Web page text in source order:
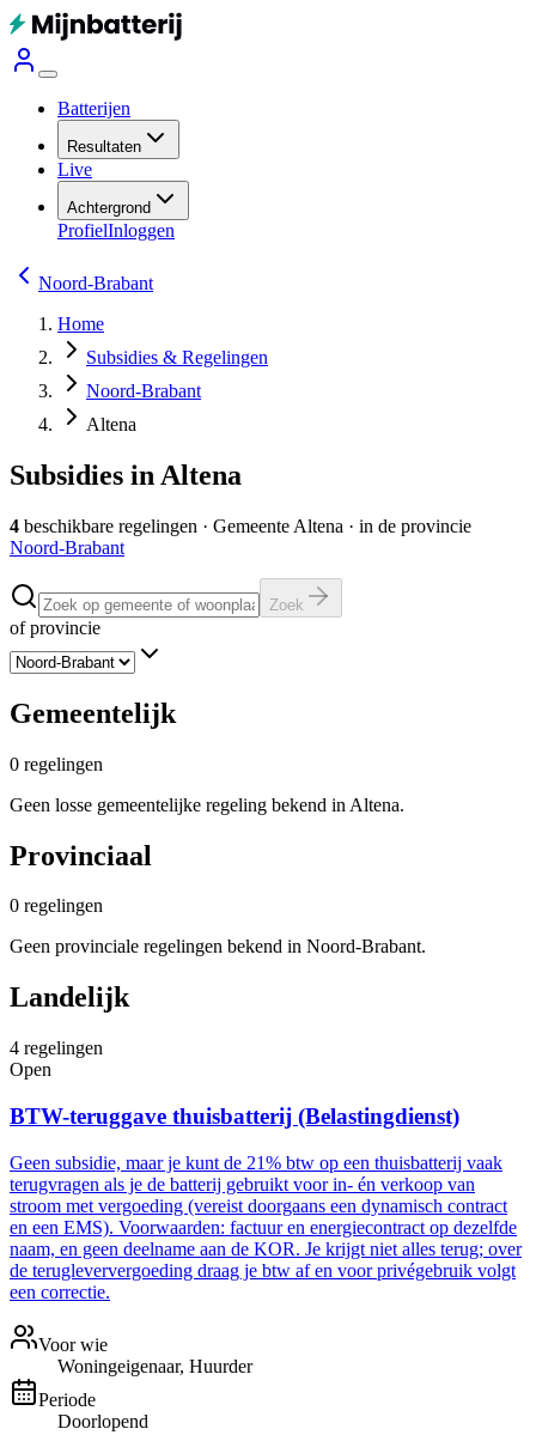
Batterijen
Resultaten
Live
Achtergrond
ProfielInloggen
Noord-Brabant
Home
Subsidies & Regelingen
Noord-Brabant
Altena
Subsidies in Altena
4 beschikbare regelingen · Gemeente Altena · in de provincie
Noord-Brabant
Zoek
of provincie
Gemeentelijk
0 regelingen
Geen losse gemeentelijke regeling bekend in Altena.
Provinciaal
0 regelingen
Geen provinciale regelingen bekend in Noord-Brabant.
Landelijk
4 regelingen
Open
BTW-teruggave thuisbatterij (Belastingdienst)
Geen subsidie, maar je kunt de 21% btw op een thuisbatterij vaak
terugvragen als je de batterij gebruikt voor in- én verkoop van
stroom met vergoeding (vereist doorgaans een dynamisch contract
en een EMS). Voorwaarden: factuur en energiecontract op dezelfde
naam, en geen deelname aan de KOR. Je krijgt niet alles terug; over
de terugleververgoeding draag je btw af en voor privégebruik volgt
een correctie.
Voor wie
Woningeigenaar, Huurder
Periode
Doorlopend